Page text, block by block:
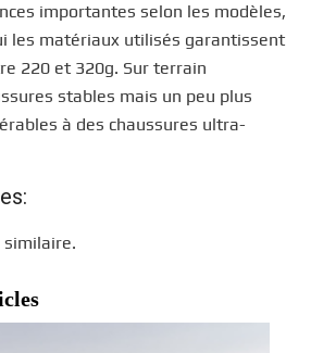
importantes selon les modèles,
les matériaux utilisés garantissent
220 et 320g. Sur terrain
stables mais un peu plus
à des chaussures ultra-
similaire.